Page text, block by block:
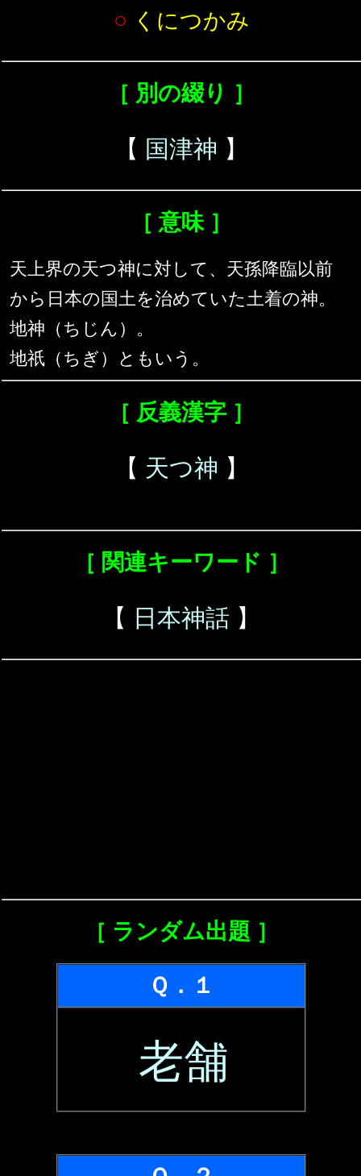
○ くにつかみ
［ 別の綴り ］
【 国津神 】
［ 意味 ］
天上界の天つ神に対して、天孫降臨以前
から日本の国土を治めていた土着の神。
地神（ちじん）。
地祇（ちぎ）ともいう。
［ 反義漢字 ］
【 天つ神 】
［ 関連キーワード ］
【 日本神話 】
［ ランダム出題 ］
Ｑ．１
老舗